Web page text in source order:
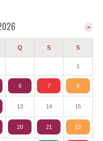
>
Q S S
1
6 7 8
13 14 15
20 21 22